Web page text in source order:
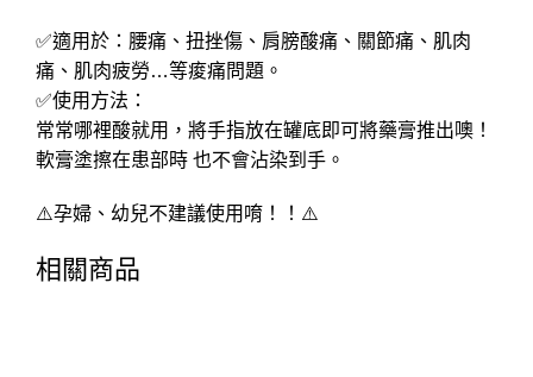
✅適用於：腰痛、扭挫傷、肩膀酸痛、關節痛、肌肉
痛、肌肉疲勞…等痠痛問題。
✅使用方法：
常常哪裡酸就用，將手指放在罐底即可將藥膏推出噢！
軟膏塗擦在患部時 也不會沾染到手。
⚠️孕婦、幼兒不建議使用唷！！⚠️
相關商品